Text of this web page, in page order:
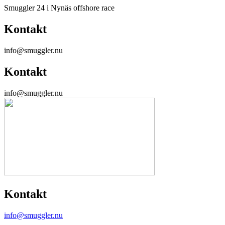
Smuggler 24 i Nynäs offshore race
Kontakt
info@smuggler.nu
Kontakt
info@smuggler.nu
Kontakt
info@smuggler.nu